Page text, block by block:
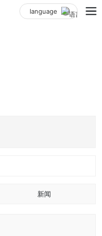
中国）登
language
新闻